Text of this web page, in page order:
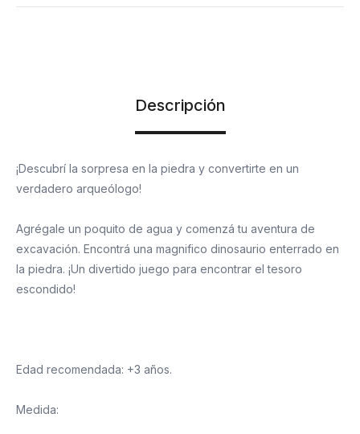
Descripción
¡Descubrí la sorpresa en la piedra y convertirte en un
verdadero arqueólogo!
Agrégale un poquito de agua y comenzá tu aventura de
excavación. Encontrá una magnifico dinosaurio enterrado en
la piedra. ¡Un divertido juego para encontrar el tesoro
escondido!
Edad recomendada: +3 años.
Medida: